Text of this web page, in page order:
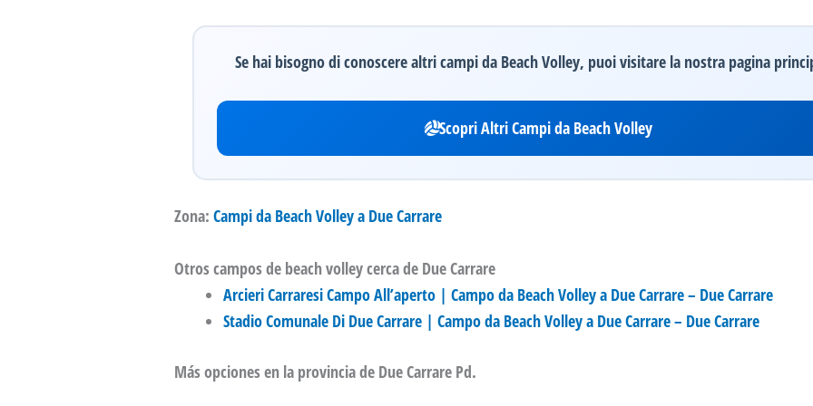
Se hai bisogno di conoscere altri campi da Beach Volley, puoi visitare la nostra pagina
Scopri Altri Campi da Beach Volley
Zona: Campi da Beach Volley a Due Carrare
Otros campos de beach volley cerca de Due Carrare
Arcieri Carraresi Campo All’aperto | Campo da Beach Volley a Due Carrare – Due Carrare
Stadio Comunale Di Due Carrare | Campo da Beach Volley a Due Carrare – Due Carrare
Más opciones en la provincia de Due Carrare Pd.